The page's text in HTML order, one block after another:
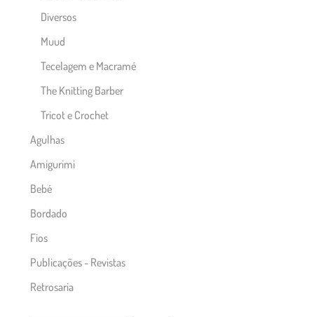
Diversos
Muud
Tecelagem e Macramé
The Knitting Barber
Tricot e Crochet
Agulhas
Amigurimi
Bebé
Bordado
Fios
Publicações - Revistas
Retrosaria